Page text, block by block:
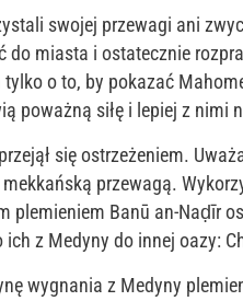
swojej przewagi ani
do miasta i ostatecznie
tylko o to, by pokazać
poważną siłę i lepiej z nimi
się ostrzeżeniem.
przewagą.
plemieniem Banū an-Naḍīr
z Medyny do innej oazy:
wygnania z Medyny